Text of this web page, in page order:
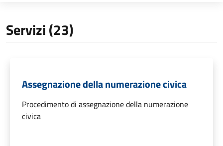
Servizi (23)
Assegnazione della numerazione civica
Procedimento di assegnazione della numerazione
civica